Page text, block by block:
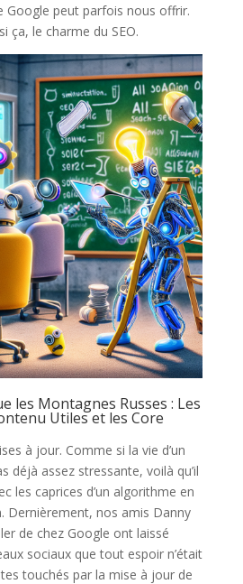
Google peut parfois nous offrir.
ça, le charme du SEO.
les Montagnes Russes : Les
Utiles et les Core
à jour. Comme si la vie d’un
déjà assez stressante, voilà qu’il
les caprices d’un algorithme en
Dernièrement, nos amis Danny
de chez Google ont laissé
sociaux que tout espoir n’était
touchés par la mise à jour de